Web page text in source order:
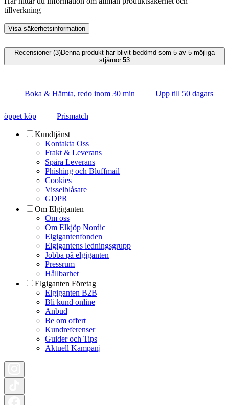
tillverkning
Visa säkerhetsinformation
Recensioner (3)Denna produkt har blivit bedömd som 5 av 5 möjliga
stjärnor.53
Boka & Hämta, redo inom 30 min Upp till 50 dagars
öppet köp Prismatch
Kundtjänst
Kontakta Oss
Frakt & Leverans
Spåra Leverans
Phishing och Bluffmail
Cookies
Visselblåsare
GDPR
Om Elgiganten
Om oss
Om Elkjöp Nordic
Elgigantenfonden
Elgigantens ledningsgrupp
Jobba på elgiganten
Pressrum
Hållbarhet
Elgiganten Företag
Elgiganten B2B
Bli kund online
Anbud
Be om offert
Kundreferenser
Guider och Tips
Aktuell Kampanj